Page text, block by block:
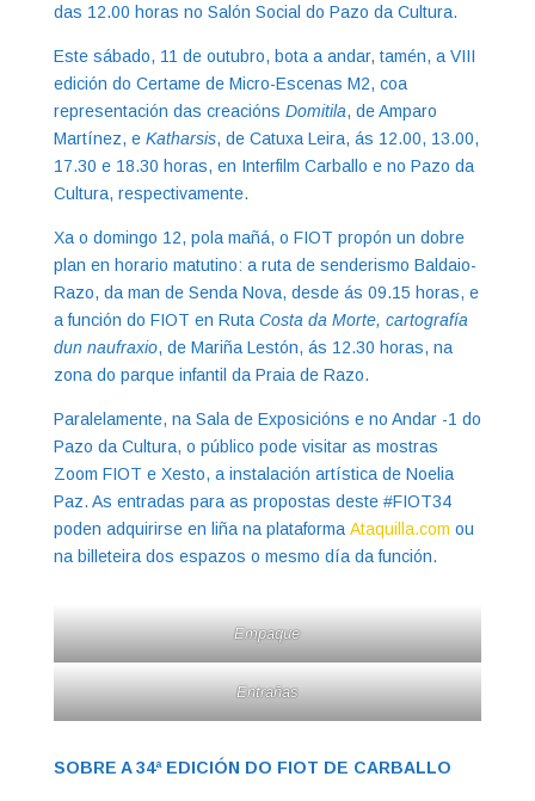
das 12.00 horas no Salón Social do Pazo da Cultura.
Este sábado, 11 de outubro, bota a andar, tamén, a VIII
edición do Certame de Micro-Escenas M2, coa
representación das creacións Domitila, de Amparo
Martínez, e Katharsis, de Catuxa Leira, ás 12.00, 13.00,
17.30 e 18.30 horas, en Interfilm Carballo e no Pazo da
Cultura, respectivamente.
Xa o domingo 12, pola mañá, o FIOT propón un dobre
plan en horario matutino: a ruta de senderismo Baldaio-
Razo, da man de Senda Nova, desde ás 09.15 horas, e
a función do FIOT en Ruta Costa da Morte, cartografía
dun naufraxio, de Mariña Lestón, ás 12.30 horas, na
zona do parque infantil da Praia de Razo.
Paralelamente, na Sala de Exposicións e no Andar -1 do
Pazo da Cultura, o público pode visitar as mostras
Zoom FIOT e Xesto, a instalación artística de Noelia
Paz. As entradas para as propostas deste #FIOT34
poden adquirirse en liña na plataforma Ataquilla.com ou
na billeteira dos espazos o mesmo día da función.
Empaque
Entrañas
SOBRE A 34ª EDICIÓN DO FIOT DE CARBALLO